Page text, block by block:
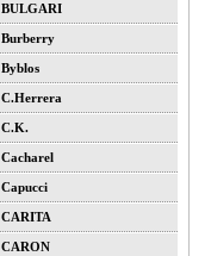
BULGARI
Burberry
Byblos
C.herrera
C.k.
Cacharel
Capucci
CARITA
CARON